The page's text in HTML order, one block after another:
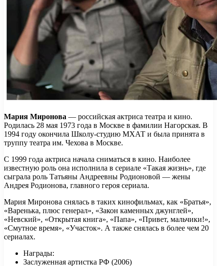
Мария Миронова — российская актриса театра и кино.
Родилась 28 мая 1973 года в Москве в фамилии Нагорская. В
1994 году окончила Школу-студию МХАТ и была принята в
труппу театра им. Чехова в Москве.
С 1999 года актриса начала сниматься в кино. Наиболее
известную роль она исполнила в сериале «Такая жизнь», где
сыграла роль Татьяны Андреевны Родионовой — жены
Андрея Родионова, главного героя сериала.
Мария Миронова снялась в таких кинофильмах, как «Братья»,
«Варенька, плюс генерал», «Закон каменных джунглей»,
«Невский», «Открытая книга», «Папа», «Привет, мальчики!»,
«Смутное время», «Участок». А также снялась в более чем 20
сериалах.
Награды:
Заслуженная артистка РФ (2006)